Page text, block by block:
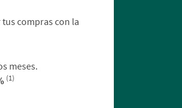
compras con la
meses.
(1)